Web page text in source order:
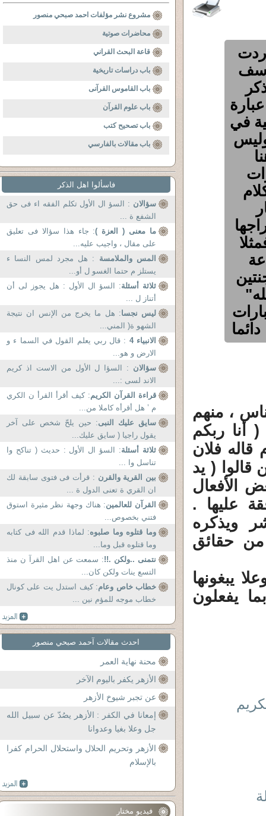
عبارة
في
، منهم
أنا ربكم
فلان
قالوا ( يد
الأفعال
عليها .
ويذكره
من حقائق
يبغونها
يفعلون
مشروع نشر مؤلفات احمد صبحي منصور
محاضرات صوتية
قاعة البحث القراني
باب دراسات تاريخية
باب القاموس القرآنى
باب علوم القرآن
باب تصحيح كتب
باب مقالات بالفارسي
فاسألوا اهل الذكر
سؤالان : السؤ ال الأول تكلم الفقه اء فى حق
الشفع ة ...
ما معنى ( العزة ): جاء هذا سؤالا فى تعليق
على مقال ، واجيب عليه...
المس والملامسة : هل مجرد لمس النسا ء
يستلز م حتما الغسو ل أو...
ثلاثة أسئلة: السؤ ال الأول : هل يجوز لى أن
أتناز ل ...
ليس نجسا: هل ما يخرج من الإنس ان نتيجة
الشهو ة( المني...
الانبياء 4
: قال ربي يعلم القول في السما ء و
الارض و هو...
سؤالان : السؤا ل الأول من الاست اذ كريم
الاند لسى :...
قراءة القرآن الكريم: كيف أقرأ القرأ ن الكري
م ’ هل أقرأه كاملا من...
سايق عليك النبى: حين يلحّ شخص على آخر
يقول راجيا ( سايق عليك...
ثلاثة أسئلة: السؤ ال الأول : حديث ( تناكح وا
تناسل وا ...
بين القرية والقرن : قرأت فى فتوى سابقة لك
ان القري ة تعنى الدول ة ...
القرآن للعالمين: هناك وجهة نظر مثيرة استوق
فتني بخصوص...
وما قتلوه وما صلبوه: لماذا قدم الله فى كتابه
وما قتلوه قبل وما...
نتمنى ..ولكن .!!: سمعت عن اهل القرآ ن منذ
التسع ينات ولكن كان...
خطاب خاص وعام: كيف استدل يت على كونال
خطاب موجه للمؤم نين ...
احدث مقالات آحمد صبحي منصور
محنة نهاية العمر
الأزهر يكفر باليوم الآخر
عن تجبر شيوخ الأزهر
إمعانا في الكفر : الأزهر يصُدّ عن سبيل الله
جل وعلا بغيا وعدوانا
الأزهر وتحريم الحلال واستحلال الحرام كفرا
بالإسلام
فيديو مختار